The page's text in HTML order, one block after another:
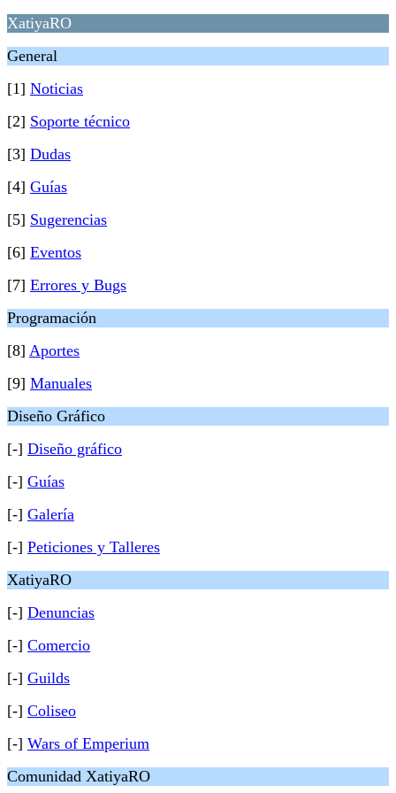
XatiyaRO
General
[1] Noticias
[2] Soporte técnico
[3] Dudas
[4] Guías
[5] Sugerencias
[6] Eventos
[7] Errores y Bugs
Programación
[8] Aportes
[9] Manuales
Diseño Gráfico
[-] Diseño gráfico
[-] Guías
[-] Galería
[-] Peticiones y Talleres
XatiyaRO
[-] Denuncias
[-] Comercio
[-] Guilds
[-] Coliseo
[-] Wars of Emperium
Comunidad XatiyaRO